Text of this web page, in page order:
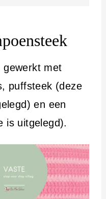
gewerkt met
puffsteek (deze
en een
is uitgelegd).